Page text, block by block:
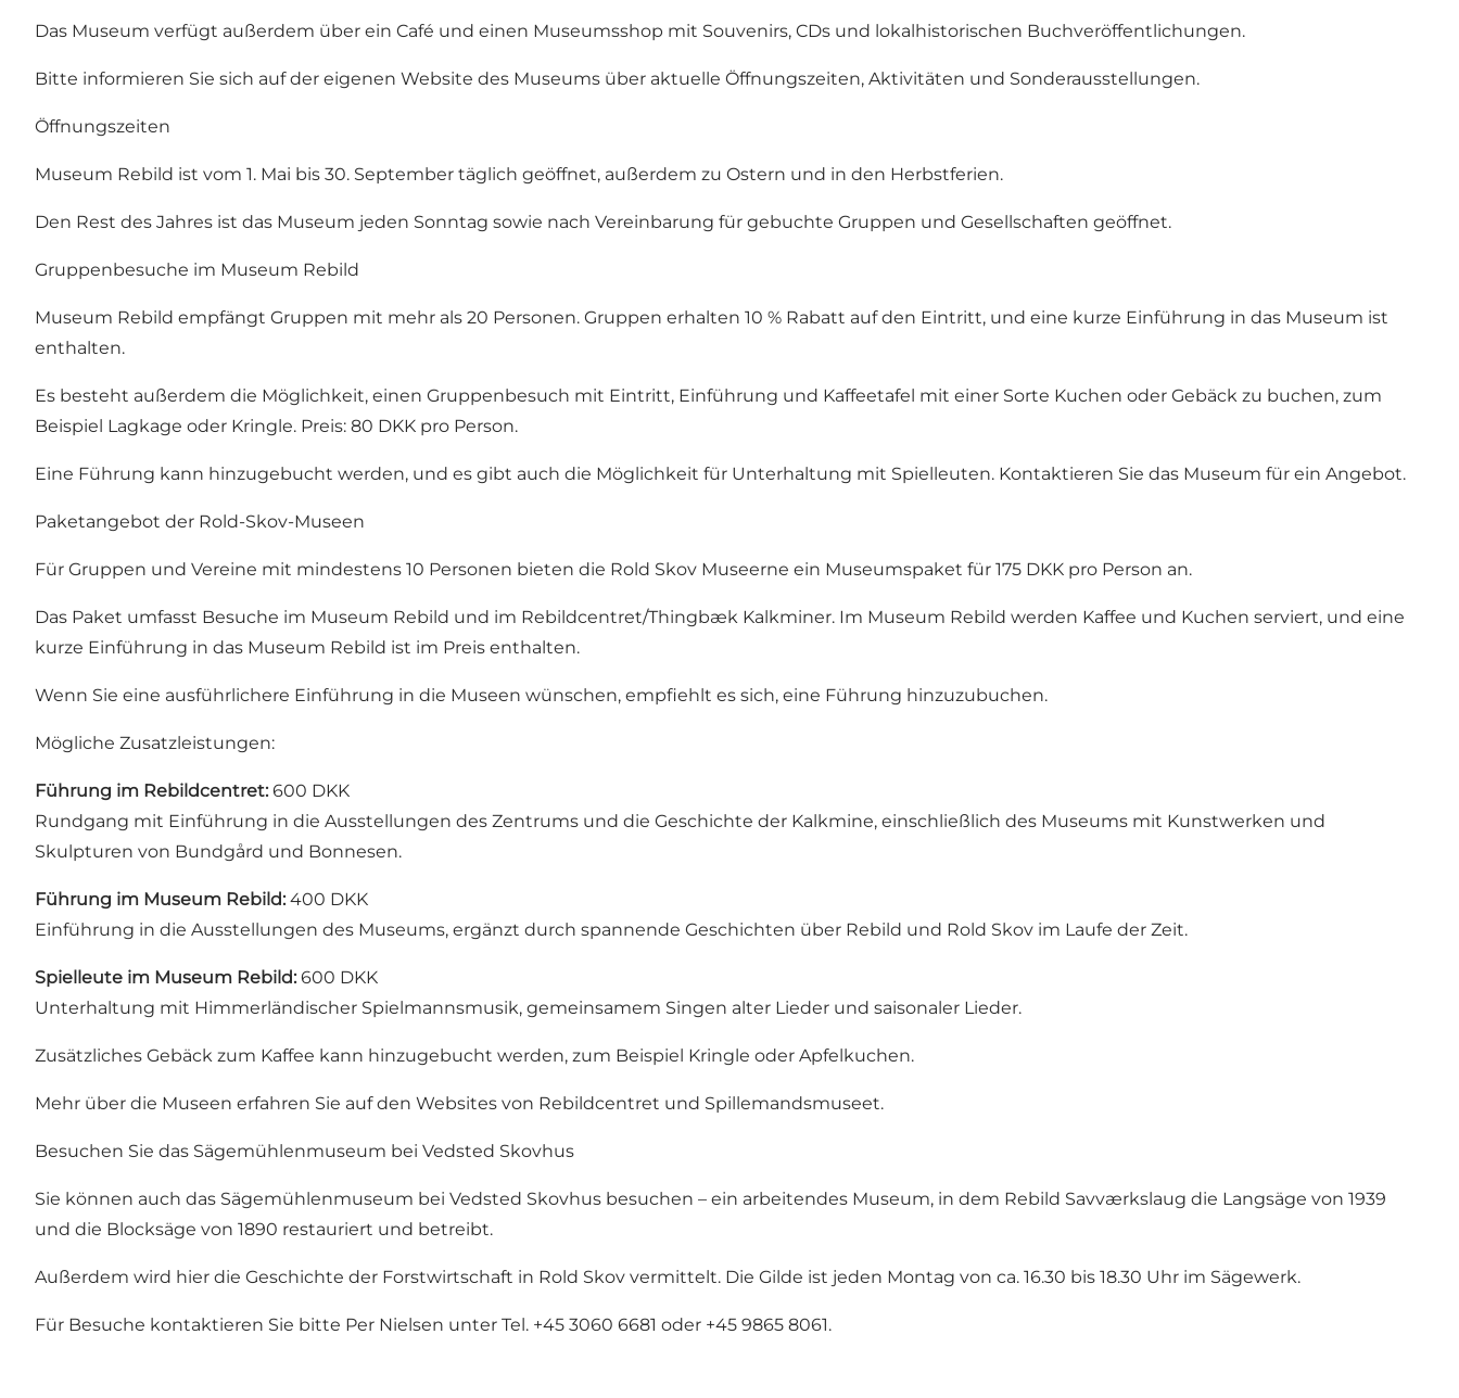
Das Museum verfügt außerdem über ein Café und einen Museumsshop mit Souvenirs, CDs und lokalhistorischen Buchveröffentlichungen.
Bitte informieren Sie sich auf der eigenen Website des Museums über aktuelle Öffnungszeiten, Aktivitäten und Sonderausstellungen.
Öffnungszeiten
Museum Rebild ist vom 1. Mai bis 30. September täglich geöffnet, außerdem zu Ostern und in den Herbstferien.
Den Rest des Jahres ist das Museum jeden Sonntag sowie nach Vereinbarung für gebuchte Gruppen und Gesellschaften geöffnet.
Gruppenbesuche im Museum Rebild
Museum Rebild empfängt Gruppen mit mehr als 20 Personen. Gruppen erhalten 10 % Rabatt auf den Eintritt, und eine kurze Einführung in das Museum ist
enthalten.
Es besteht außerdem die Möglichkeit, einen Gruppenbesuch mit Eintritt, Einführung und Kaffeetafel mit einer Sorte Kuchen oder Gebäck zu buchen, zum
Beispiel Lagkage oder Kringle. Preis: 80 DKK pro Person.
Eine Führung kann hinzugebucht werden, und es gibt auch die Möglichkeit für Unterhaltung mit Spielleuten. Kontaktieren Sie das Museum für ein Angebot.
Paketangebot der Rold-Skov-Museen
Für Gruppen und Vereine mit mindestens 10 Personen bieten die Rold Skov Museerne ein Museumspaket für 175 DKK pro Person an.
Das Paket umfasst Besuche im Museum Rebild und im Rebildcentret/Thingbæk Kalkminer. Im Museum Rebild werden Kaffee und Kuchen serviert, und eine
kurze Einführung in das Museum Rebild ist im Preis enthalten.
Wenn Sie eine ausführlichere Einführung in die Museen wünschen, empfiehlt es sich, eine Führung hinzuzubuchen.
Mögliche Zusatzleistungen:
Führung im Rebildcentret: 600 DKK
Rundgang mit Einführung in die Ausstellungen des Zentrums und die Geschichte der Kalkmine, einschließlich des Museums mit Kunstwerken und
Skulpturen von Bundgård und Bonnesen.
Führung im Museum Rebild: 400 DKK
Einführung in die Ausstellungen des Museums, ergänzt durch spannende Geschichten über Rebild und Rold Skov im Laufe der Zeit.
Spielleute im Museum Rebild: 600 DKK
Unterhaltung mit Himmerländischer Spielmannsmusik, gemeinsamem Singen alter Lieder und saisonaler Lieder.
Zusätzliches Gebäck zum Kaffee kann hinzugebucht werden, zum Beispiel Kringle oder Apfelkuchen.
Mehr über die Museen erfahren Sie auf den Websites von Rebildcentret und Spillemandsmuseet.
Besuchen Sie das Sägemühlenmuseum bei Vedsted Skovhus
Sie können auch das Sägemühlenmuseum bei Vedsted Skovhus besuchen – ein arbeitendes Museum, in dem Rebild Savværkslaug die Langsäge von 1939
und die Blocksäge von 1890 restauriert und betreibt.
Außerdem wird hier die Geschichte der Forstwirtschaft in Rold Skov vermittelt. Die Gilde ist jeden Montag von ca. 16.30 bis 18.30 Uhr im Sägewerk.
Für Besuche kontaktieren Sie bitte Per Nielsen unter Tel. +45 3060 6681 oder +45 9865 8061.